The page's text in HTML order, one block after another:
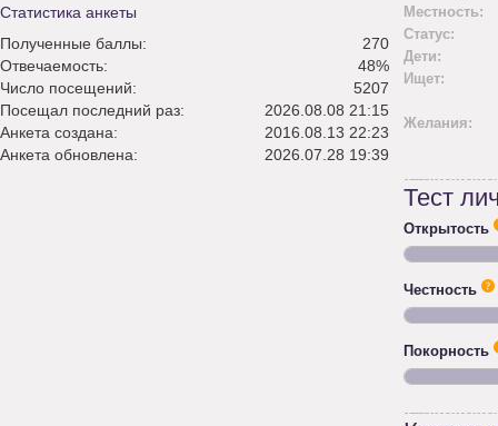
Статистика анкеты
Полученные баллы:
270
Отвечаемость:
48%
Число посещений:
5207
Посещал последний раз:
2026.08.08 21:15
Анкета создана:
2016.08.13 22:23
Анкета обновлена:
2026.07.28 19:39
Местность:
Статус:
Дети:
Ищет:
Желания:
Тест
Открытость
Честность
Покорность